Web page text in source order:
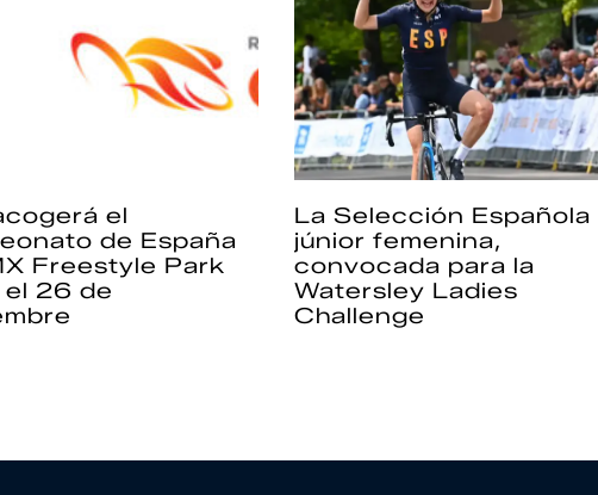
el
de España
Freestyle Park
26 de
La Selección Española
júnior femenina,
convocada para la
Watersley Ladies
Challenge